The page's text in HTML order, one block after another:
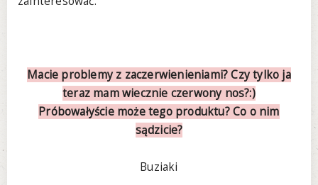
Macie problemy z zaczerwienieniami? Czy tylko ja
teraz mam wiecznie czerwony nos?:)
Próbowałyście może tego produktu? Co o nim
sądzicie?
Buziaki